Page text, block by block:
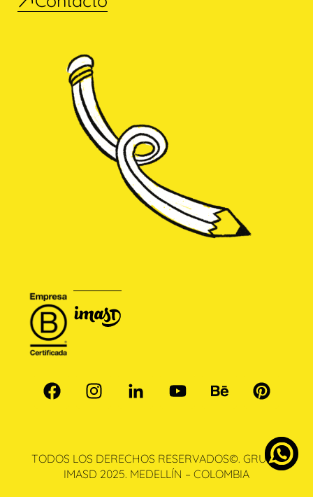
TODOS LOS DERECHOS RESERVADOS©. GRUPO
IMASD 2025. MEDELLÍN – COLOMBIA